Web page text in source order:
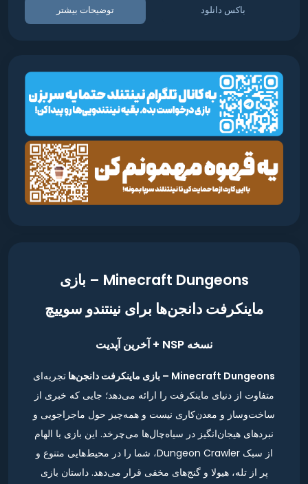
باکس دانلود توضیحات بیشتر
Minecraft Dungeons – بازی
ماینکرفت دانجن‌ها برای نینتندو سوییچ
نسخه NSP + آخرین آپدیت
Minecraft Dungeons – بازی ماینکرفت دانجن‌ها
تجربه‌ای
متفاوت از دنیای ماینکرفت را ارائه می‌دهد؛ جایی که خبری از
ساخت‌وساز و معدن‌کاری نیست و همه‌چیز حول ماجراجویی و
نبردهای هیجان‌انگیز در سیاه‌چال‌ها می‌چرخد. این بازی با الهام
از سبک Dungeon Crawler، شما را در محیط‌هایی متنوع و
پر از تله، هیولا و گنج‌های مخفی قرار می‌دهد. داستان بازی